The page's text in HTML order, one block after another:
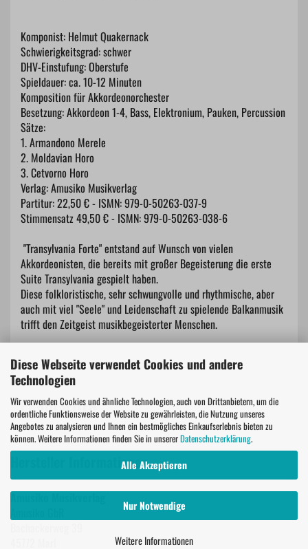
Diese Webseite verwendet Cookies und andere
Technologien
Wir verwenden Cookies und ähnliche Technologien, auch von Drittanbietern, um die
ordentliche Funktionsweise der Website zu gewährleisten, die Nutzung unseres
Angebotes zu analysieren und Ihnen ein bestmögliches Einkaufserlebnis bieten zu
können. Weitere Informationen finden Sie in unsererDatenschutzerklärung.
Alle Akzeptieren
Nur Notwendige
Weitere Informationen
Komponist: Helmut Quakernack
​Schwierigkeitsgrad: schwer
DHV-Einstufung: Oberstufe
Spieldauer: ca. 10-12 Minuten
Komposition für Akkordeonorchester
Besetzung: Akkordeon 1-4, Bass, Elektronium, Pauken, Percussion
Sätze:
1. Armandono Merele
2. Moldavian Horo
3. Cetvorno Horo
Verlag: Amusiko Musikverlag
Partitur: 22,50 € - ISMN: 979-0-50263-037-9
Stimmensatz 49,50 € - ISMN: 979-0-50263-038-6
"Transylvania Forte" entstand auf Wunsch von vielen
Akkordeonisten, die bereits mit großer Begeisterung die erste
Suite Transylvania gespielt haben.
Diese folkloristische, sehr schwungvolle und rhythmische, aber
auch mit viel "Seele" und Leidenschaft zu spielende Balkanmusik
trifft den Zeitgeist musikbegeisterter Menschen.
PROBESEITEN
Hersteller Informationen
Amusiko Musikverlag